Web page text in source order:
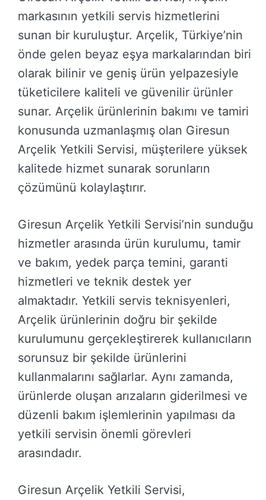
markasının yetkili servis hizmetlerini
sunan bir kuruluştur. Arçelik, Türkiye’nin
önde gelen beyaz eşya markalarından biri
olarak bilinir ve geniş ürün yelpazesiyle
tüketicilere kaliteli ve güvenilir ürünler
sunar. Arçelik ürünlerinin bakımı ve tamiri
konusunda uzmanlaşmış olan Giresun
Arçelik Yetkili Servisi, müşterilere yüksek
kalitede hizmet sunarak sorunların
çözümünü kolaylaştırır.
Giresun Arçelik Yetkili Servisi’nin sunduğu
hizmetler arasında ürün kurulumu, tamir
ve bakım, yedek parça temini, garanti
hizmetleri ve teknik destek yer
almaktadır. Yetkili servis teknisyenleri,
Arçelik ürünlerinin doğru bir şekilde
kurulumunu gerçekleştirerek kullanıcıların
sorunsuz bir şekilde ürünlerini
kullanmalarını sağlarlar. Aynı zamanda,
ürünlerde oluşan arızaların giderilmesi ve
düzenli bakım işlemlerinin yapılması da
yetkili servisin önemli görevleri
arasındadır.
Giresun Arçelik Yetkili Servisi,